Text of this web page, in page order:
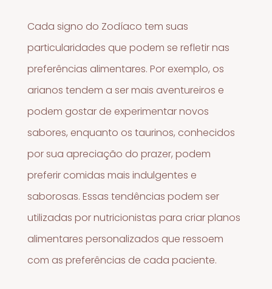
Cada signo do Zodíaco tem suas
particularidades que podem se refletir nas
preferências alimentares. Por exemplo, os
arianos tendem a ser mais aventureiros e
podem gostar de experimentar novos
sabores, enquanto os taurinos, conhecidos
por sua apreciação do prazer, podem
preferir comidas mais indulgentes e
saborosas. Essas tendências podem ser
utilizadas por nutricionistas para criar planos
alimentares personalizados que ressoem
com as preferências de cada paciente.